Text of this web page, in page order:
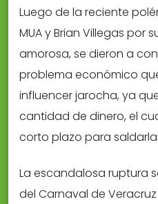
Luego de la reciente
MUA y Brian Villegas por
amorosa, se dieron a
problema económico
influencer jarocha, ya
cantidad de dinero, el
corto plazo para saldarla.
La escandalosa ruptura
del Carnaval de